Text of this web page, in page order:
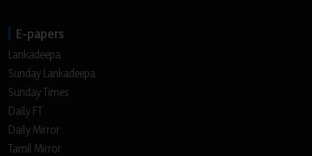
E-papers
Lankadeepa
Sunday Lankadeepa
Sunday Times
Daily FT
Daily Mirror
Tamil Mirror